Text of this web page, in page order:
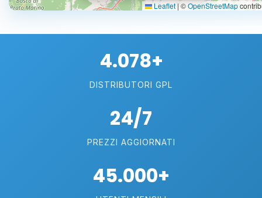
Leaflet|©OpenStreetMap
4.078+
DISTRIBUTORI GPL
24/7
PREZZI AGGIORNATI
45.000+